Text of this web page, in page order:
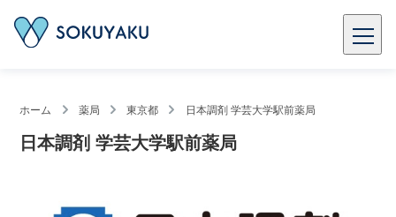
ホーム 薬局 東京都 日本調剤 学芸大学駅前薬局
日本調剤 学芸大学駅前薬局